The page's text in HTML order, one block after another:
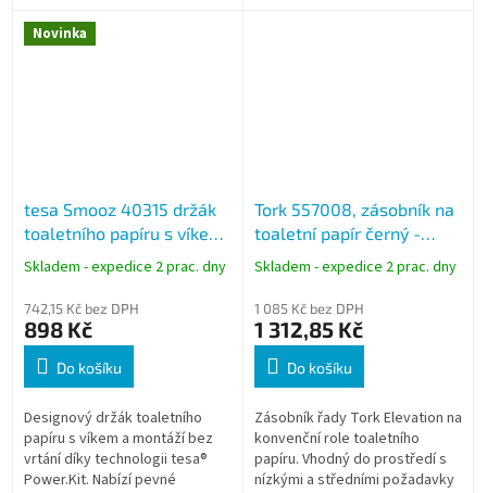
demontáž bez poškození stěn.
Vhodný...
Novinka
tesa Smooz 40315 držák
toaletního papíru s víkem
chrom samolepicí
Skladem - expedice 2 prac. dny
742,15 Kč bez DPH
898 Kč
Do košíku
Designový držák toaletního
papíru s víkem a montáží bez
vrtání díky technologii tesa®
Power.Kit. Nabízí pevné
Tork 557008, zásobník na
toaletní papír černý -
konvenční role, systém T4
Skladem - expedice 2 prac. dny
1 085 Kč bez DPH
1 312,85 Kč
Do košíku
Zásobník řady Tork Elevation na
konvenční role toaletního
papíru. Vhodný do prostředí s
nízkými a středními požadavky